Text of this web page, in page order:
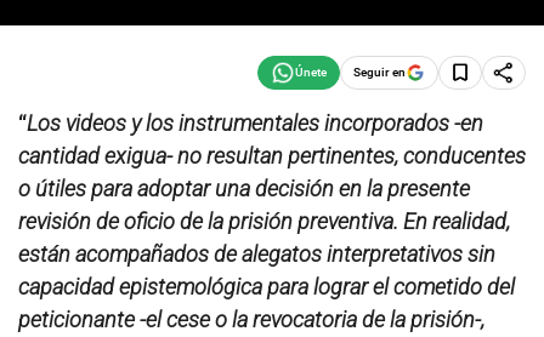
Seguir en
“Los videos y los instrumentales incorporados -en
cantidad exigua- no resultan pertinentes, conducentes
o útiles para adoptar una decisión en la presente
revisión de oficio de la prisión preventiva. En realidad,
están acompañados de alegatos interpretativos sin
capacidad epistemológica para lograr el cometido del
peticionante -el cese o la revocatoria de la prisión-,